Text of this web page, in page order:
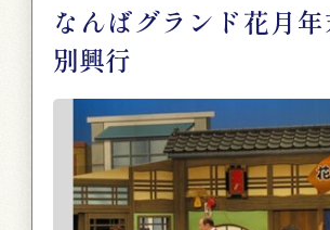
なんばグランド花月
別興行